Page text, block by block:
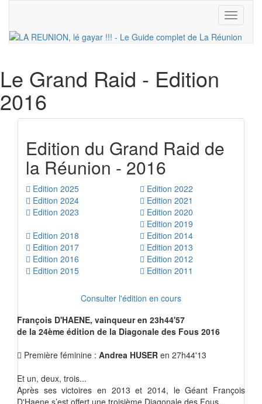
Toggle
Le Grand Raid - Edition
2016
Edition du Grand Raid de
la Réunion - 2016
Edition 2025
Edition 2024
Edition 2023
Edition 2022
Edition 2021
Edition 2020
Edition 2019
Edition 2018
Edition 2017
Edition 2016
Edition 2015
Edition 2014
Edition 2013
Edition 2012
Edition 2011
Consulter l'édition en cours
François D'HAENE, vainqueur en 23h44'57
de la 24ème édition de la Diagonale des Fous 2016
Première féminine : Andrea HUSER en 27h44'13
Et un, deux, trois...
Après ses victoires en 2013 et 2014, le Géant François